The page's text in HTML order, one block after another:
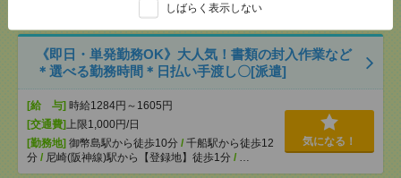
しばらく表示しない
大阪駅から徒歩4分 /…
《即日・単発勤務OK》大人気！書類の封入作業など
＊選べる勤務時間＊日払い手渡し〇[派遣]
[給 与] 時給1284円～1605円
[交通費] 上限1,000円/日
[勤務地] 御幣島駅から徒歩10分 / 千船駅から徒歩12
分 / 尼崎(阪神線)駅から【登録地】徒歩1分 / …
気になる！